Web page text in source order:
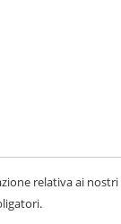
relativa ai